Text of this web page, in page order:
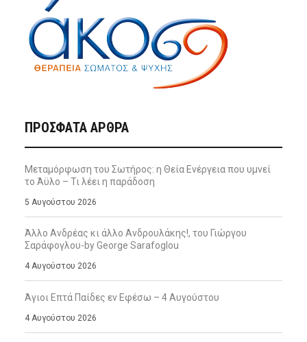
ΠΡΌΣΦΑΤΑ ΆΡΘΡΑ
Μεταμόρφωση του Σωτήρος: η Θεία Ενέργεια που υμνεί
το Άϋλο – Τι λέει η παράδοση
5 Αυγούστου 2026
Άλλο Ανδρέας κι άλλο Ανδρουλάκης!, του Γιώργου
Σαράφογλου-by George Sarafoglou
4 Αυγούστου 2026
Άγιοι Επτά Παίδες εν Εφέσω – 4 Αυγούστου
4 Αυγούστου 2026